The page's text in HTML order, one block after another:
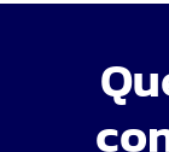
Formation